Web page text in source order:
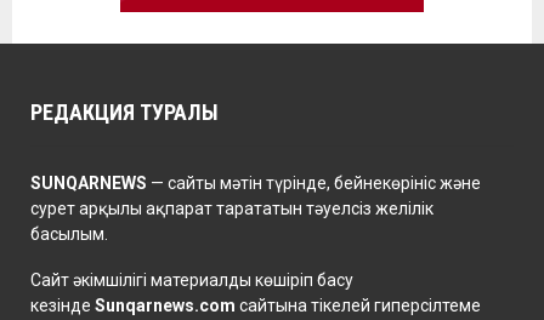
РЕДАКЦИЯ ТУРАЛЫ
SUNQARNEWS — сайты мәтін түрінде, бейнекөрініс және
сурет арқылы ақпарат тарататын тәуелсіз желілік
басылым.
Сайт әкімшілігі материалды көшіріп басу
кезінде Sunqarnews.com сайтына тікелей гиперсілтеме